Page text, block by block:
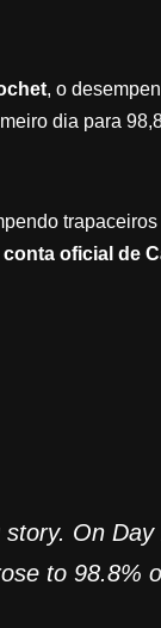
, o
dia para
trapaceiros
conta oficial de
On Day
to 98.8%